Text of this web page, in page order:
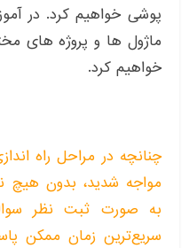
پوشی خواهیم کرد. در
ماژول ها و پروژه های
خواهیم کرد.
چنانچه در مراحل راه
مواجه شدید، بدون هیچ
به صورت ثبت نظر
سریع‌ترین زمان ممکن